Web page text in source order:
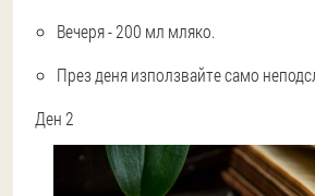
Вечеря - 200 мл мляко.
През деня използвайте само
Ден 2